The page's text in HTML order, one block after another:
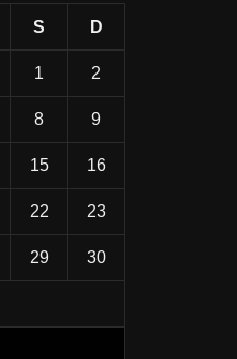
S D
1 2
8 9
15 16
22 23
29 30